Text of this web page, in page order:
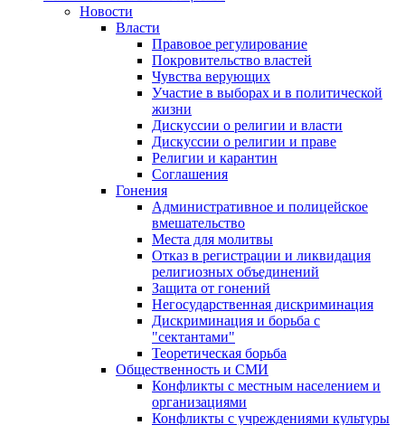
Новости
Власти
Правовое регулирование
Покровительство властей
Чувства верующих
Участие в выборах и в политической
жизни
Дискуссии о религии и власти
Дискуссии о религии и праве
Религии и карантин
Соглашения
Гонения
Административное и полицейское
вмешательство
Места для молитвы
Отказ в регистрации и ликвидация
религиозных объединений
Защита от гонений
Негосударственная дискриминация
Дискриминация и борьба с
"сектантами"
Теоретическая борьба
Общественность и СМИ
Конфликты с местным населением и
организациями
Конфликты с учреждениями культуры